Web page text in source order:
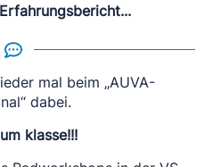
mal beim „AUVA-
dabei.
klasse!!!